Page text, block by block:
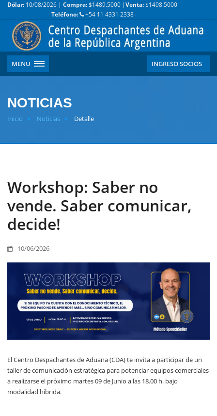
Dólar: 10/08/2026 | Compra:$1489.5000 |Venta:$1498.5000
Teléfono:
+54 11 4331 2338
MENU INGRESO SOCIOS
NOTICIAS
Inicio Noticias Detalle
Workshop: Saber no
vende. Saber comunicar,
decide!
10/06/2026
El Centro Despachantes de Aduana (CDA) te invita a participar de un
taller de comunicación estratégica para potenciar equipos comerciales
a realizarse el próximo martes 09 de Junio a las 18.00 h. bajo
modalidad híbrida.